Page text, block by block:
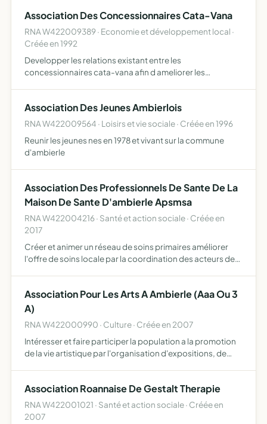
Association Des Concessionnaires Cata-Vana
RNA W422009389 · Economie et développement local ·
Créée en 1992
Developper les relations existant entre les
concessionnaires cata-vana afin d ameliorer les
defense des inter…
Association Des Jeunes Ambierlois
RNA W422009564 · Loisirs et vie sociale · Créée en 1996
Reunir les jeunes nes en 1978 et vivant sur la commune
d'ambierle
Association Des Professionnels De Sante De La
Maison De Sante D'ambierle Apsmsa
RNA W422004216 · Santé et action sociale · Créée en
2017
Créer et animer un réseau de soins primaires améliorer
l'offre de soins locale par la coordination des acteurs de
Association Pour Les Arts A Ambierle (Aaa Ou 3
A)
RNA W422000990 · Culture · Créée en 2007
Intéresser et faire participer la population a la promotion
de la vie artistique par l'organisation d'expositions, de
Association Roannaise De Gestalt Therapie
RNA W422001021 · Santé et action sociale · Créée en
2007